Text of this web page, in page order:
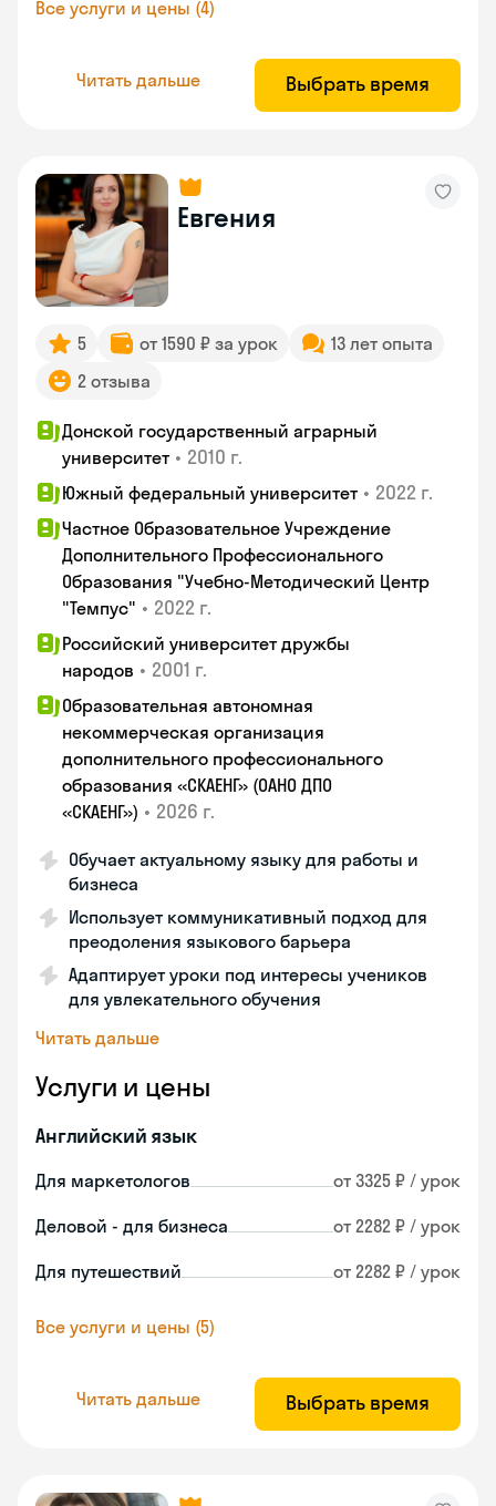
Все услуги и цены (4)
Читать дальше Выбрать время
Евгения
5 от 1590 ₽ за урок
13 лет опыта
2 отзыва
Донской государственный аграрный
университет • 2010 г.
Южный федеральный университет • 2022 г.
Частное Образовательное Учреждение
Дополнительного Профессионального
Образования "Учебно-Методический Центр
"Темпус" • 2022 г.
Российский университет дружбы
народов • 2001 г.
Образовательная автономная
некоммерческая организация
дополнительного профессионального
образования «СКАЕНГ» (ОАНО ДПО
«СКАЕНГ») • 2026 г.
Обучает актуальному языку для работы и
бизнеса
Использует коммуникативный подход для
преодоления языкового барьера
Адаптирует уроки под интересы учеников
для увлекательного обучения
Читать дальше
Услуги и цены
Английский язык
Для маркетологов от 3325 ₽ / урок
Деловой - для бизнеса от 2282 ₽ / урок
Для путешествий от 2282 ₽ / урок
Все услуги и цены (5)
Читать дальше Выбрать время